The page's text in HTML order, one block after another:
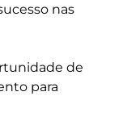
nas
de
para